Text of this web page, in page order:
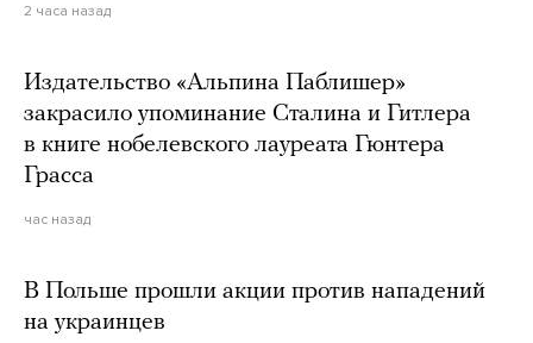
2 часа назад
Издательство «Альпина Паблишер»
закрасило упоминание Сталина и Гитлера
в книге нобелевского лауреата Гюнтера
Грасса
час назад
В Польше прошли акции против нападений
на украинцев